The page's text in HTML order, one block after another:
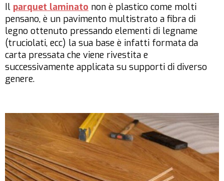
Il parquet laminato non è plastico come molti
pensano, è un pavimento multistrato a fibra di
legno ottenuto pressando elementi di legname
(truciolati, ecc) la sua base è infatti formata da
carta pressata che viene rivestita e
successivamente applicata su supporti di diverso
genere.